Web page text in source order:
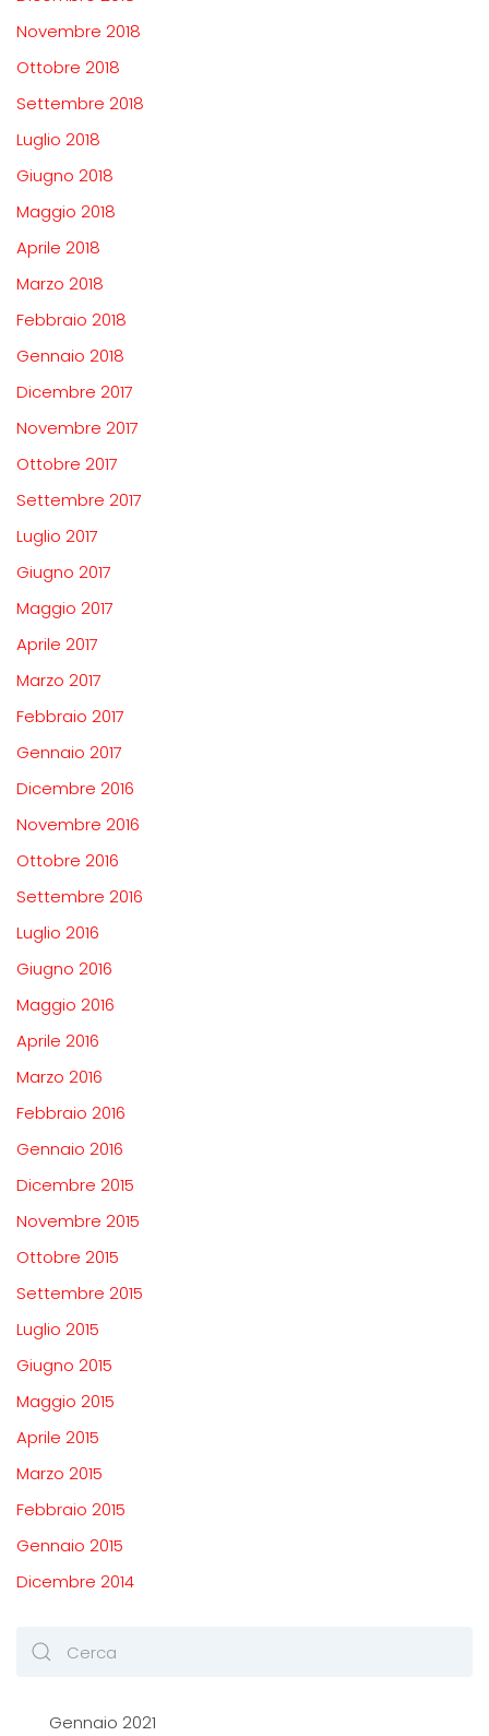
Novembre 2018
Ottobre 2018
Settembre 2018
Luglio 2018
Giugno 2018
Maggio 2018
Aprile 2018
Marzo 2018
Febbraio 2018
Gennaio 2018
Dicembre 2017
Novembre 2017
Ottobre 2017
Settembre 2017
Luglio 2017
Giugno 2017
Maggio 2017
Aprile 2017
Marzo 2017
Febbraio 2017
Gennaio 2017
Dicembre 2016
Novembre 2016
Ottobre 2016
Settembre 2016
Luglio 2016
Giugno 2016
Maggio 2016
Aprile 2016
Marzo 2016
Febbraio 2016
Gennaio 2016
Dicembre 2015
Novembre 2015
Ottobre 2015
Settembre 2015
Luglio 2015
Giugno 2015
Maggio 2015
Aprile 2015
Marzo 2015
Febbraio 2015
Gennaio 2015
Dicembre 2014
Gennaio 2021